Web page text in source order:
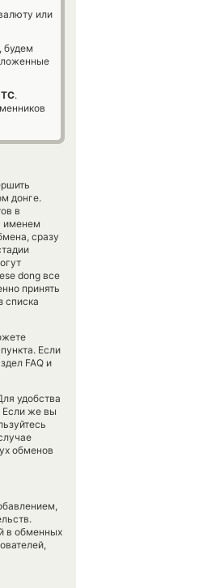
или
, будем
.
донге.
в
именем
сразу
dong все
принять
списка
Если
FAQ и
удобства
Если же вы
обменов
в обменных